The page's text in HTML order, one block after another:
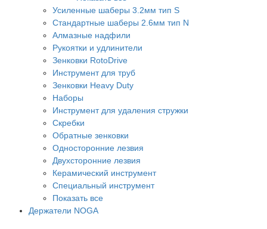
Усиленные шаберы 3.2мм тип S
Стандартные шаберы 2.6мм тип N
Алмазные надфили
Рукоятки и удлинители
Зенковки RotoDrive
Инструмент для труб
Зенковки Heavy Duty
Наборы
Инструмент для удаления стружки
Скребки
Обратные зенковки
Односторонние лезвия
Двухсторонние лезвия
Керамический инструмент
Специальный инструмент
Показать все
Держатели NOGA